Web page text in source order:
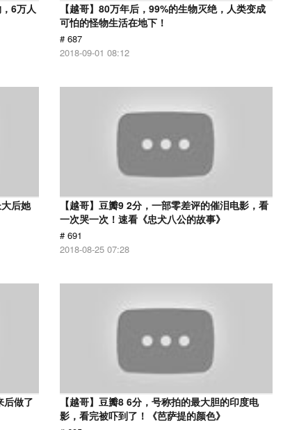
6万人
【越哥】80万年后，99%的生物灭绝，人类变成
可怕的怪物生活在地下！
# 687
2018-09-01 08:12
后她
【越哥】豆瓣9 2分，一部零差评的催泪电影，看
一次哭一次！速看《忠犬八公的故事》
# 691
2018-08-25 07:28
后做了
【越哥】豆瓣8 6分，号称拍的最大胆的印度电
影，看完被吓到了！《芭萨提的颜色》